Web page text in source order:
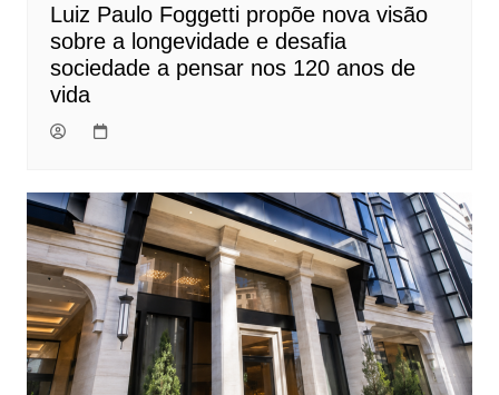
Luiz Paulo Foggetti propõe nova visão
sobre a longevidade e desafia
sociedade a pensar nos 120 anos de
vida